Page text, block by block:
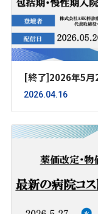
[終了]2026年5月
2026.04.16